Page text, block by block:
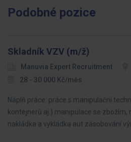
Podobné pozice
Skladník VZV (m/ž)
Manuvia Expert Recruitment
28 - 30 000 Kč/měs
Náplň práce: práce s manipulační
kontejnerů aj.) manipulace se zbožím,
nakládka a vykládka aut zásobování